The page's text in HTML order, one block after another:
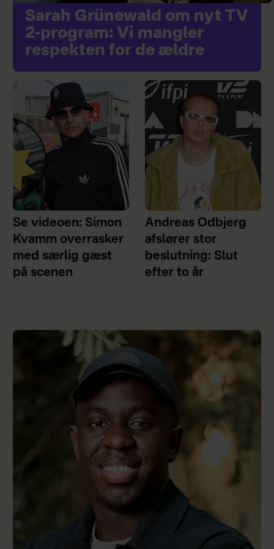
Sarah Grünewald om nyt TV
2-program: Vi mangler
respekten for de ældre
Se videoen: Simon
Kvamm overrasker
med særlig gæst
på scenen
Andreas Odbjerg
afslører stor
beslutning: Slut
efter to år